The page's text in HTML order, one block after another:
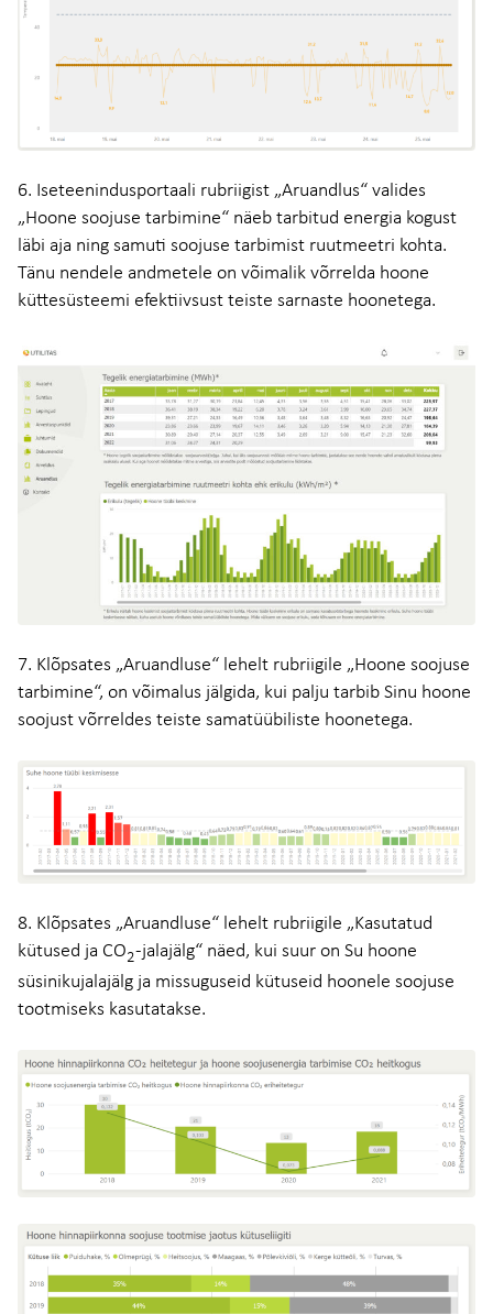
6. Iseteenindusportaali rubriigist „Aruandlus“ valides
„Hoone soojuse tarbimine“ näeb tarbitud energia kogust
läbi aja ning samuti soojuse tarbimist ruutmeetri kohta.
Tänu nendele andmetele on võimalik võrrelda hoone
küttesüsteemi efektiivsust teiste sarnaste hoonetega.
7. Klõpsates „Aruandluse“ lehelt rubriigile „Hoone soojuse
tarbimine“, on võimalus jälgida, kui palju tarbib Sinu hoone
soojust võrreldes teiste samatüübiliste hoonetega.
8. Klõpsates „Aruandluse“ lehelt rubriigile „Kasutatud
kütused ja CO2-jalajälg“ näed, kui suur on Su hoone
süsinikujalajälg ja missuguseid kütuseid hoonele soojuse
tootmiseks kasutatakse.